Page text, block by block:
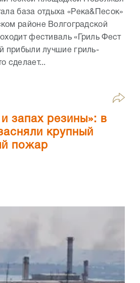
база отдыха «Река&Песок»
районе Волгоградской
фестиваль «Гриль Фест
прибыли лучшие гриль-
сделает...
запах резины»: в
крупный
пожар